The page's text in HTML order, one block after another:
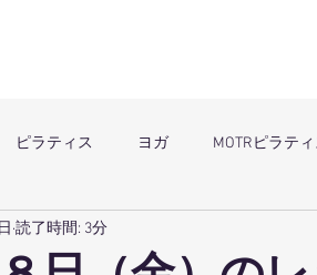
ピラティス ヨガ MOTRピラティ
ラ ピラティス（子連OK）
読了時間: 3分